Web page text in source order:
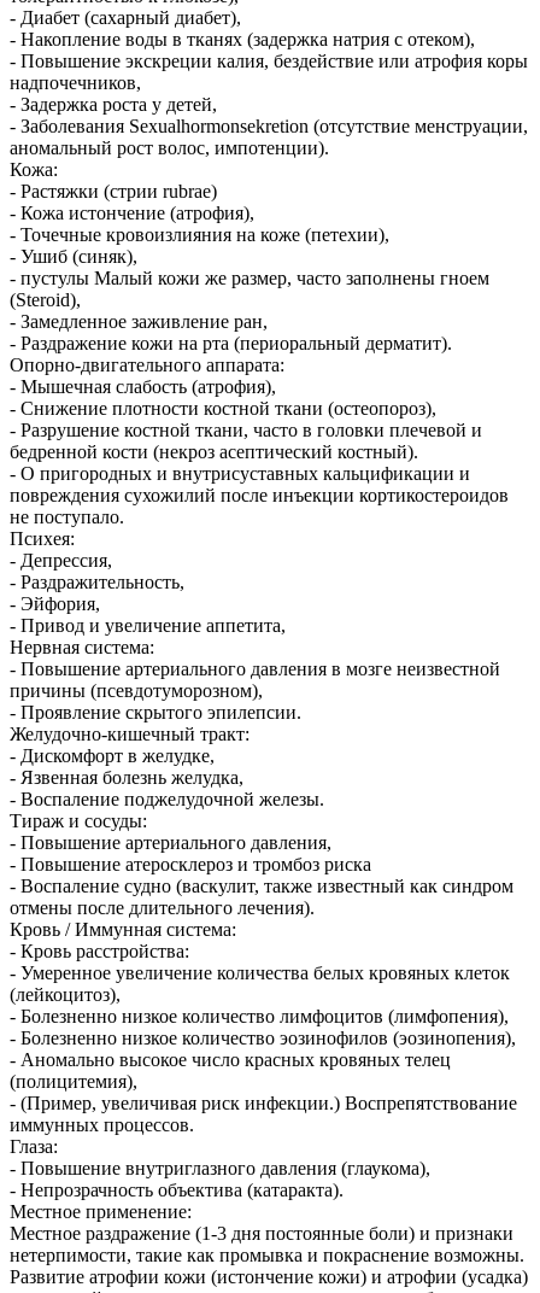
- Диабет (сахарный диабет),
- Накопление воды в тканях (задержка натрия с отеком),
- Повышение экскреции калия, бездействие или атрофия коры
надпочечников,
- Задержка роста у детей,
- Заболевания Sexualhormonsekretion (отсутствие менструации,
аномальный рост волос, импотенции).
Кожа:
- Растяжки (стрии rubrae)
- Кожа истончение (атрофия),
- Точечные кровоизлияния на коже (петехии),
- Ушиб (синяк),
- пустулы Малый кожи же размер, часто заполнены гноем
(Steroid),
- Замедленное заживление ран,
- Раздражение кожи на рта (периоральный дерматит).
Опорно-двигательного аппарата:
- Мышечная слабость (атрофия),
- Снижение плотности костной ткани (остеопороз),
- Разрушение костной ткани, часто в головки плечевой и
бедренной кости (некроз асептический костный).
- О пригородных и внутрисуставных кальцификации и
повреждения сухожилий после инъекции кортикостероидов
не поступало.
Психея:
- Депрессия,
- Раздражительность,
- Эйфория,
- Привод и увеличение аппетита,
Нервная система:
- Повышение артериального давления в мозге неизвестной
причины (псевдотуморозном),
- Проявление скрытого эпилепсии.
Желудочно-кишечный тракт:
- Дискомфорт в желудке,
- Язвенная болезнь желудка,
- Воспаление поджелудочной железы.
Тираж и сосуды:
- Повышение артериального давления,
- Повышение атеросклероз и тромбоз риска
- Воспаление судно (васкулит, также известный как синдром
отмены после длительного лечения).
Кровь / Иммунная система:
- Кровь расстройства:
- Умеренное увеличение количества белых кровяных клеток
(лейкоцитоз),
- Болезненно низкое количество лимфоцитов (лимфопения),
- Болезненно низкое количество эозинофилов (эозинопения),
- Аномально высокое число красных кровяных телец
(полицитемия),
- (Пример, увеличивая риск инфекции.) Воспрепятствование
иммунных процессов.
Глаза:
- Повышение внутриглазного давления (глаукома),
- Непрозрачность объектива (катаракта).
Местное применение:
Местное раздражение (1-3 дня постоянные боли) и признаки
нетерпимости, такие как промывка и покраснение возможны.
Развитие атрофии кожи (истончение кожи) и атрофии (усадка)